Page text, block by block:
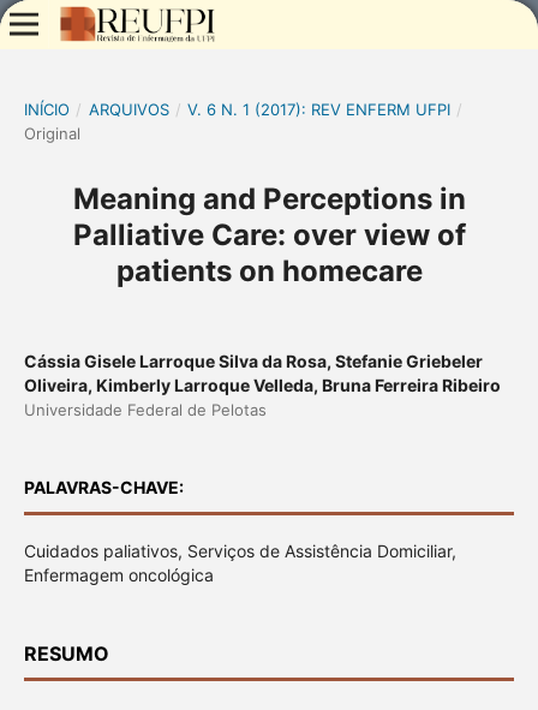
INÍCIO / ARQUIVOS / V. 6 N. 1 (2017): REV ENFERM UFPI /
Original
Meaning and Perceptions in
Palliative Care: over view of
patients on homecare
Cássia Gisele Larroque Silva da Rosa, Stefanie Griebeler
Oliveira, Kimberly Larroque Velleda, Bruna Ferreira Ribeiro
Universidade Federal de Pelotas
PALAVRAS-CHAVE:
Cuidados paliativos, Serviços de Assistência Domiciliar,
Enfermagem oncológica
RESUMO